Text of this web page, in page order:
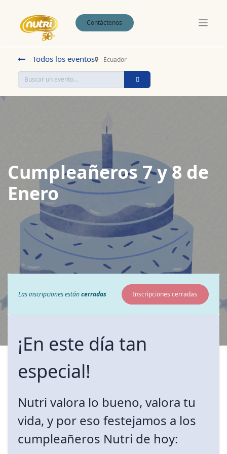
Contáctenos
Todos los eventos Ecuador
Cumpleañeros 7 y 8 de
Enero
Las inscripciones estáncerradas Inscripciones cerradas
¡En este día tan
especial!
Nutri valora lo bueno, valora tu
vida, y por eso festejamos a los
cumpleañeros Nutri de hoy: